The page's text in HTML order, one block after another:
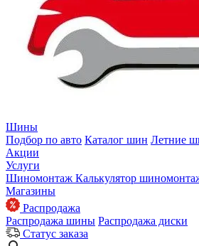
Шины
Подбор по авто Каталог шин Летние
Акции
Услуги
Шиномонтаж Калькулятор
Магазины
Распродажа
Распродажа шины Распродажа диски
Статус заказа